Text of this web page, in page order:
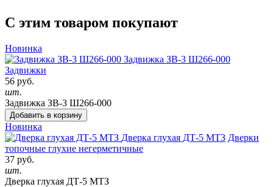
С этим товаром покупают
Новинка
Задвижка ЗВ-3 Ш266-000
Задвижки
56 руб.
шт.
Задвижка ЗВ-3 Ш266-000
Добавить в корзину
Новинка
Дверка глухая ДТ-5 МТЗ Дверки
топочные глухие негерметичные
37 руб.
шт.
Дверка глухая ДТ-5 МТЗ